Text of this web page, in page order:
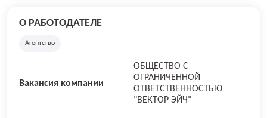
О РАБОТОДАТЕЛЕ
Агентство
Вакансия компании
ОБЩЕСТВО С
ОГРАНИЧЕННОЙ
ОТВЕТСТВЕННОСТЬЮ
"ВЕКТОР ЭЙЧ"